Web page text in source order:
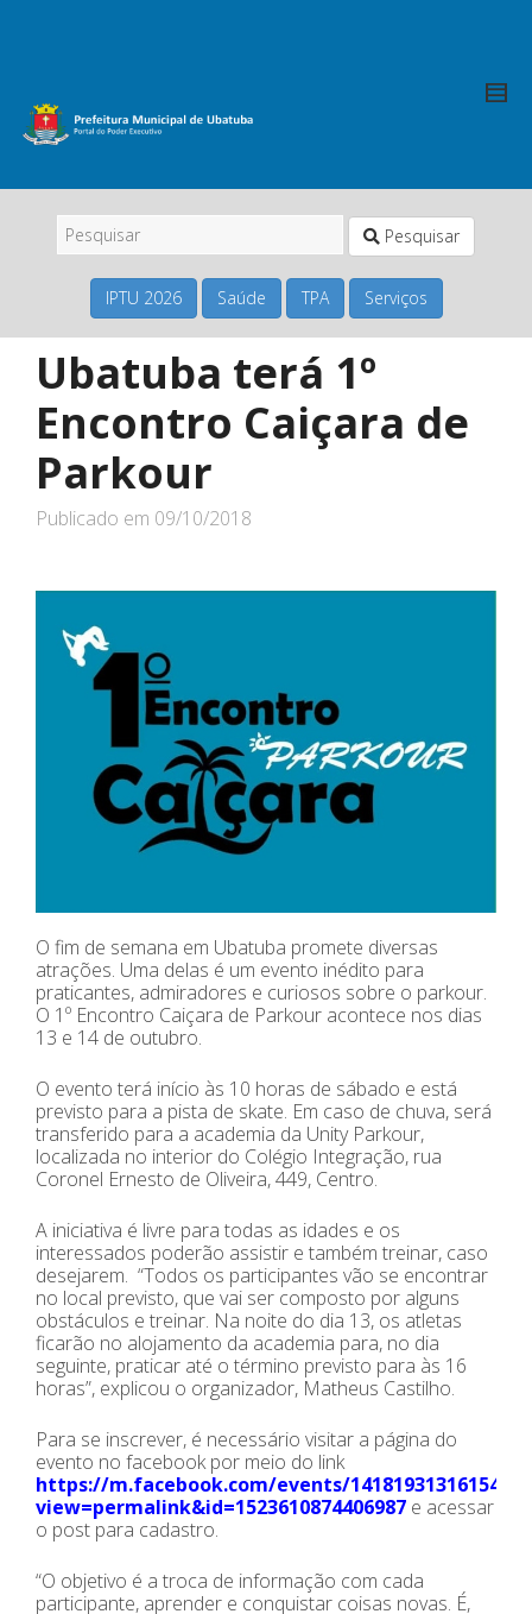
Pesquisar
IPTU 2026 Saúde TPA Serviços
Ubatuba terá 1º
Encontro Caiçara de
Parkour
Publicado em 09/10/2018
O fim de semana em Ubatuba promete diversas
atrações. Uma delas é um evento inédito para
praticantes, admiradores e curiosos sobre o parkour.
O 1º Encontro Caiçara de Parkour acontece nos dias
13 e 14 de outubro.
O evento terá início às 10 horas de sábado e está
previsto para a pista de skate. Em caso de chuva, será
transferido para a academia da Unity Parkour,
localizada no interior do Colégio Integração, rua
Coronel Ernesto de Oliveira, 449, Centro.
A iniciativa é livre para todas as idades e os
interessados poderão assistir e também treinar, caso
desejarem. “Todos os participantes vão se encontrar
no local previsto, que vai ser composto por alguns
obstáculos e treinar. Na noite do dia 13, os atletas
ficarão no alojamento da academia para, no dia
seguinte, praticar até o término previsto para às 16
horas”, explicou o organizador, Matheus Castilho.
Para se inscrever, é necessário visitar a página do
evento no facebook por meio do link
https://m.facebook.com/events/1418193131615429?
view=permalink&id=1523610874406987 e acessar
o post para cadastro.
“O objetivo é a troca de informação com cada
participante, aprender e conquistar coisas novas. É,